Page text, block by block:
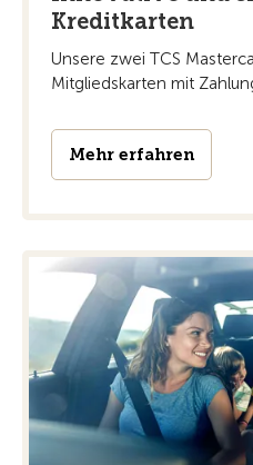
Kreditkarten
Unsere zwei TCS
Mitgliedskarten mit
Mehr erfahren